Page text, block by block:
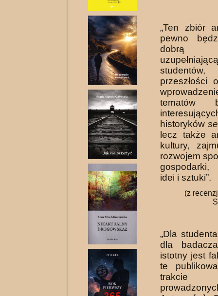
„Ten zbiór
pewno
dobrą
studentów,
przeszłości
tematów
historyków
lecz także
kultury,
rozwojem
gospodarki,
idei i sztuki”.
(z
„Dla
dla
istotny jest
te
trakcie